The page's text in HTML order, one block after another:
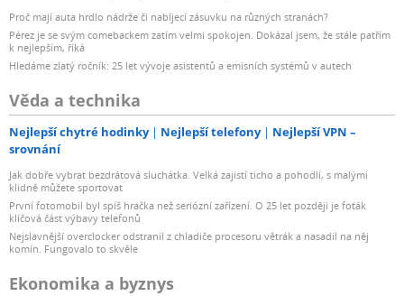
Proč mají auta hrdlo nádrže či nabíjecí zásuvku na různých stranách?
Pérez je se svým comebackem zatím velmi spokojen. Dokázal jsem, že stále patřím
k nejlepším, říká
Hledáme zlatý ročník: 25 let vývoje asistentů a emisních systémů v autech
Věda a technika
Nejlepší chytré hodinky Nejlepší telefony
Nejlepší VPN –
srovnání
Jak dobře vybrat bezdrátová sluchátka. Velká zajistí ticho a pohodlí, s malými
klidně můžete sportovat
První fotomobil byl spíš hračka než seriózní zařízení. O 25 let později je foťák
klíčová část výbavy telefonů
Nejslavnější overclocker odstranil z chladiče procesoru větrák a nasadil na něj
komín. Fungovalo to skvěle
Ekonomika a byznys